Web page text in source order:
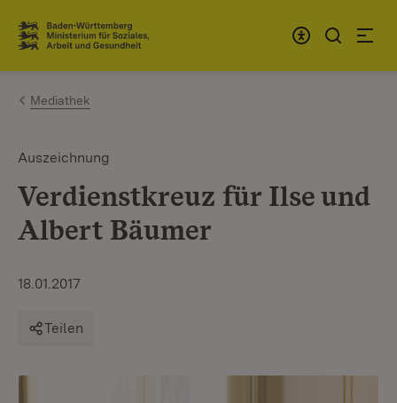
Zum Inhalt springen
Link zur Startseite
Mediathek
Auszeichnung
Verdienstkreuz für Ilse und
Albert Bäumer
18.01.2017
Teilen